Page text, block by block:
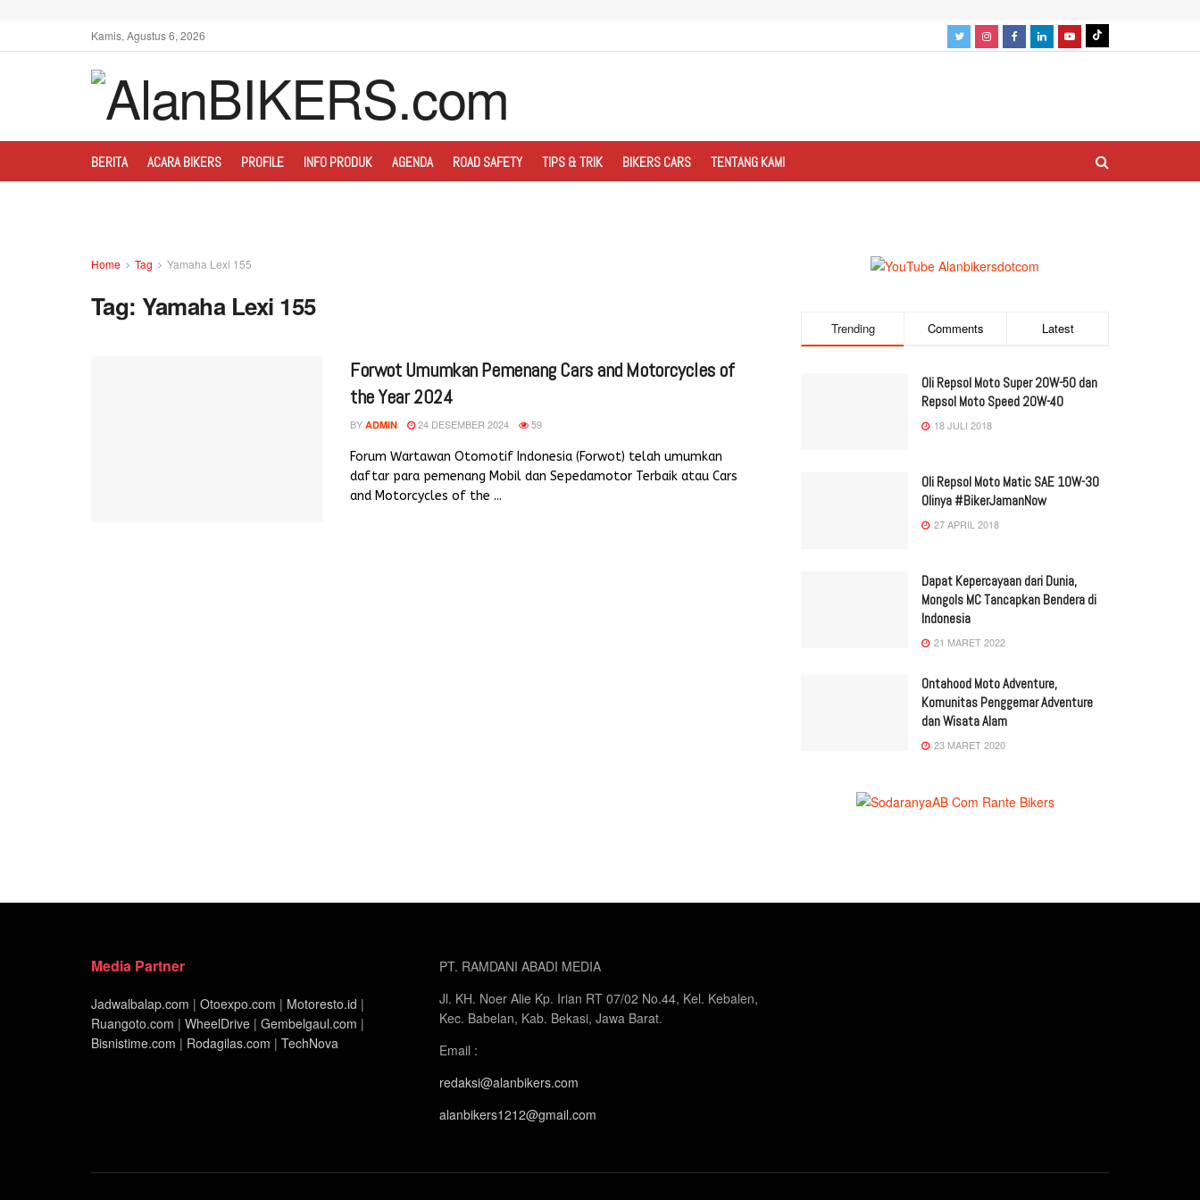
Kamis, Agustus 6, 2026
BERITA ACARA BIKERS PROFILE INFO PRODUK AGENDA ROAD SAFETY TIPS & TRIK BIKERS CARS TENTANG KAMI
Home Tag Yamaha Lexi 155
Tag: Yamaha Lexi 155
Forwot Umumkan Pemenang Cars and Motorcycles of
the Year 2024
BY ADMIN 24 DESEMBER 2024 59
Forum Wartawan Otomotif Indonesia (Forwot) telah umumkan
daftar para pemenang Mobil dan Sepedamotor Terbaik atau Cars
and Motorcycles of the ...
Trending Comments Latest
Oli Repsol Moto Super 20W-50 dan
Repsol Moto Speed 20W-40
18 JULI 2018
Oli Repsol Moto Matic SAE 10W-30
Olinya #BikerJamanNow
27 APRIL 2018
Dapat Kepercayaan dari Dunia,
Mongols MC Tancapkan Bendera di
Indonesia
21 MARET 2022
Ontahood Moto Adventure,
Komunitas Penggemar Adventure
dan Wisata Alam
23 MARET 2020
Media Partner
Jadwalbalap.com | Otoexpo.com | Motoresto.id |
Ruangoto.com | WheelDrive | Gembelgaul.com |
Bisnistime.com | Rodagilas.com | TechNova
PT. RAMDANI ABADI MEDIA
Jl. KH. Noer Alie Kp. Irian RT 07/02 No.44, Kel. Kebalen,
Kec. Babelan, Kab. Bekasi, Jawa Barat.
Email :
redaksi@alanbikers.com
alanbikers1212@gmail.com